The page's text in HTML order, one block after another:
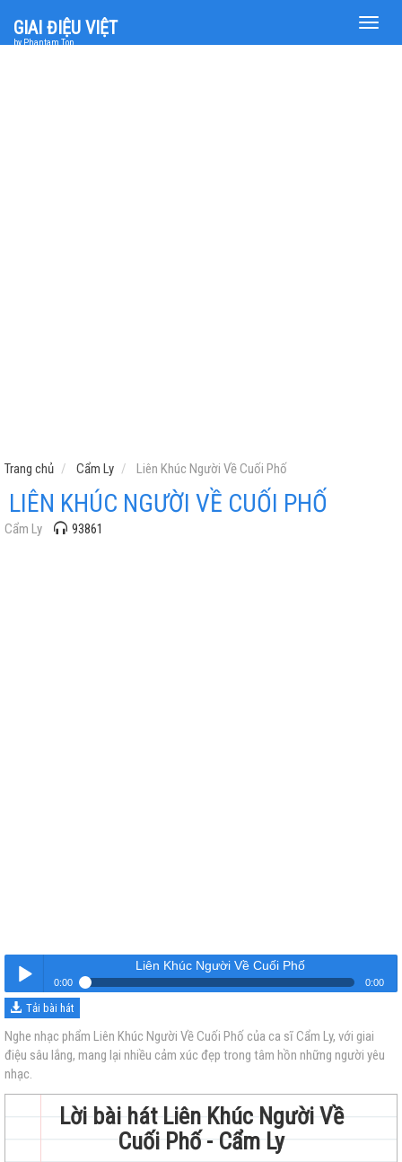
Toggle
GIAI ĐIỆU VIỆT
by Phantam Top
Trang chủ Cẩm Ly Liên Khúc Người Về Cuối Phố
LIÊN KHÚC NGƯỜI VỀ CUỐI PHỐ
Cẩm Ly 93861
Nghe
Liên Khúc Người Về Cuối Phố
0:00 0:00
Liên Khúc Người Về Cuối Phố
Tải bài hát
Nghe nhạc phẩm Liên Khúc Người Về Cuối Phố của ca sĩ Cẩm Ly, với giai
điệu sâu lắng, mang lại nhiều cảm xúc đẹp trong tâm hồn những người yêu
nhạc.
Lời bài hát Liên Khúc Người Về
Cuối Phố - Cẩm Ly